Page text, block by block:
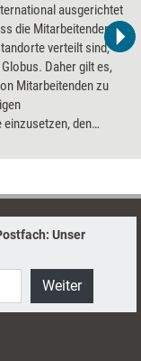
ausgerichtet
die Mitarbeitenden
verteilt sind,
Daher gilt es,
Mitarbeitenden zu
den
im Auge zu
Unser
Weiter